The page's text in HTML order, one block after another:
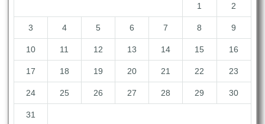
1 2
3 4 5 6 7 8 9
10 11 12 13 14 15 16
17 18 19 20 21 22 23
24 25 26 27 28 29 30
31